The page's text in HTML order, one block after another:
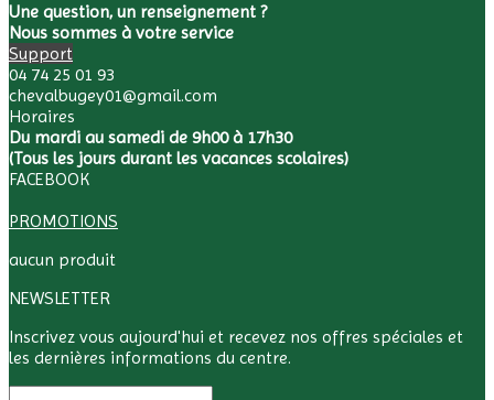
Une question, un renseignement ?
Nous sommes à votre service
Support
04 74 25 01 93
chevalbugey01@gmail.com
Horaires
Du mardi au samedi de 9h00 à 17h30
(Tous les jours durant les vacances scolaires)
FACEBOOK
PROMOTIONS
aucun produit
NEWSLETTER
Inscrivez vous aujourd'hui et recevez nos offres spéciales et
les dernières informations du centre.